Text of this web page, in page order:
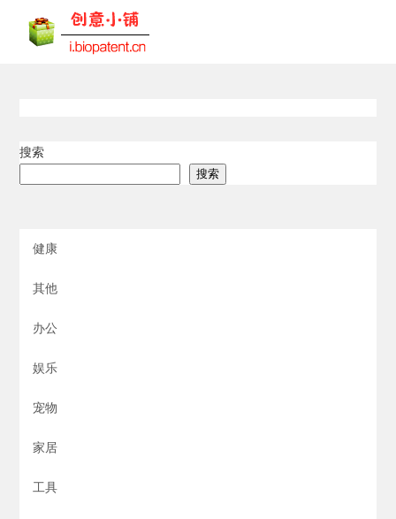
搜索
搜索
健康
其他
办公
娱乐
宠物
家居
工具